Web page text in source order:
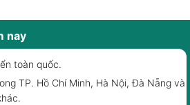
nay
toàn quốc.
TP. Hồ Chí Minh, Hà Nội, Đà Nẵng và